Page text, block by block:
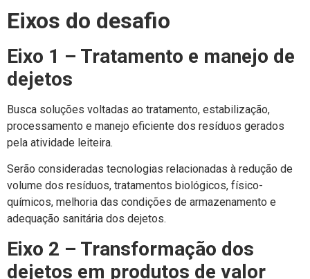
Eixos do desafio
Eixo 1 – Tratamento e manejo de
dejetos
Busca soluções voltadas ao tratamento, estabilização,
processamento e manejo eficiente dos resíduos gerados
pela atividade leiteira.
Serão consideradas tecnologias relacionadas à redução de
volume dos resíduos, tratamentos biológicos, físico-
químicos, melhoria das condições de armazenamento e
adequação sanitária dos dejetos.
Eixo 2 – Transformação dos
dejetos em produtos de valor